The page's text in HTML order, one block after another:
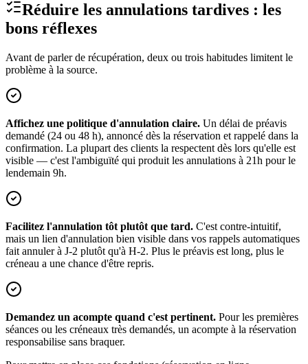
Réduire les annulations tardives : les
bons réflexes
Avant de parler de récupération, deux ou trois habitudes limitent le
problème à la source.
Affichez une politique d'annulation claire. Un délai de préavis
demandé (24 ou 48 h), annoncé dès la réservation et rappelé dans la
confirmation. La plupart des clients la respectent dès lors qu'elle est
visible — c'est l'ambiguïté qui produit les annulations à 21h pour le
lendemain 9h.
Facilitez l'annulation tôt plutôt que tard. C'est contre-intuitif,
mais un lien d'annulation bien visible dans vos rappels automatiques
fait annuler à J-2 plutôt qu'à H-2. Plus le préavis est long, plus le
créneau a une chance d'être repris.
Demandez un acompte quand c'est pertinent. Pour les premières
séances ou les créneaux très demandés, un acompte à la réservation
responsabilise sans braquer.